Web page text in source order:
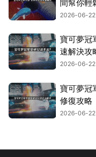
間幫你輕
2026-06-22
寶可夢冠
速解決攻
2026-06-22
寶可夢冠
修復攻略
2026-06-22